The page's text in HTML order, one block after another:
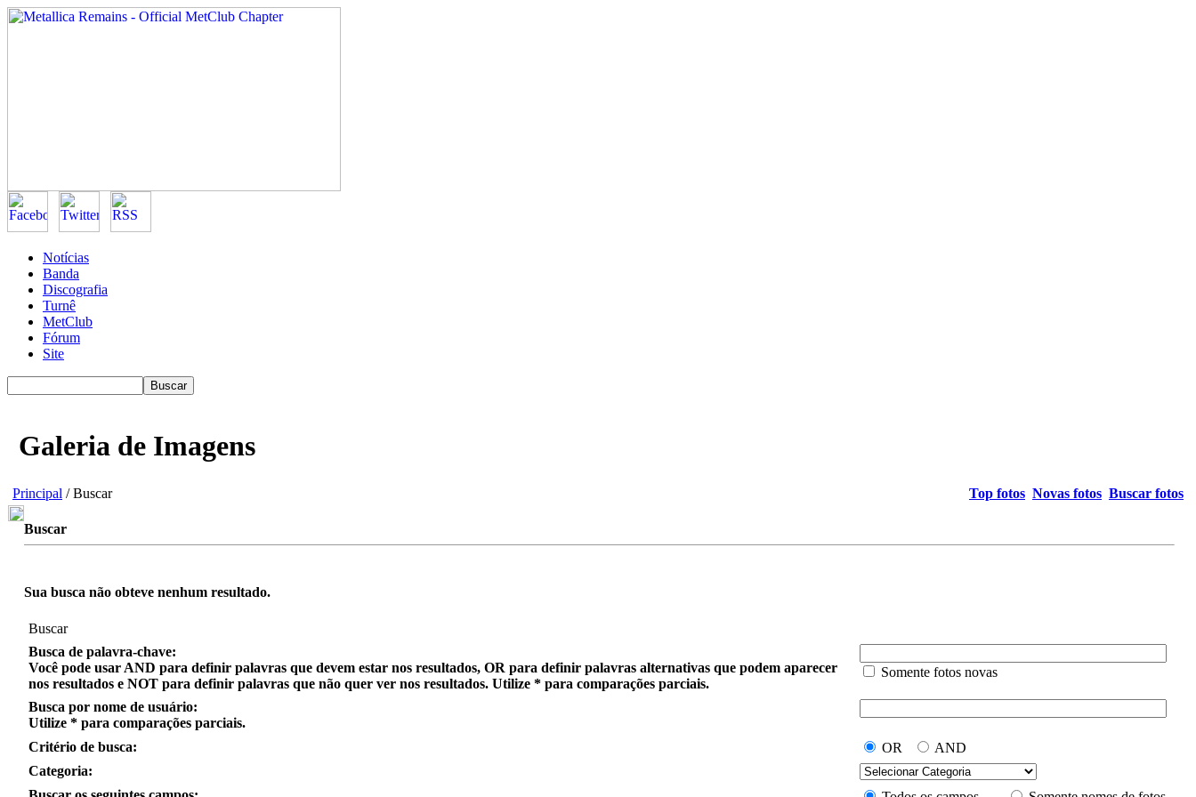
Notícias
Banda
Discografia
Turnê
MetClub
Fórum
Site
Galeria de Imagens
Principal / Buscar Top fotos Novas fotos Buscar fotos
Buscar
Sua busca não obteve nenhum resultado.
Buscar
Busca de palavra-chave:
Você pode usar AND para definir palavras que devem estar nos resultados, OR para definir palavras alternativas que podem aparecer
nos resultados e NOT para definir palavras que não quer ver nos resultados. Utilize * para comparações parciais.
Somente fotos novas
Busca por nome de usuário:
Utilize * para comparações parciais.
Critério de busca:
OR
AND
Categoria: